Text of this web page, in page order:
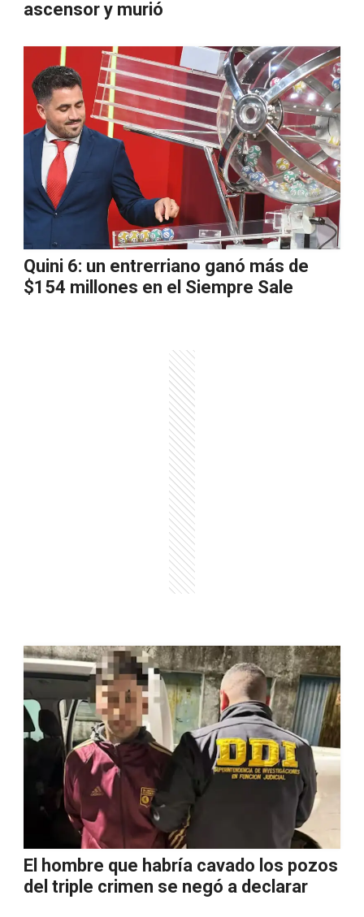
ascensor y murió
Quini 6: un entrerriano ganó más de
$154 millones en el Siempre Sale
El hombre que habría cavado los pozos
del triple crimen se negó a declarar